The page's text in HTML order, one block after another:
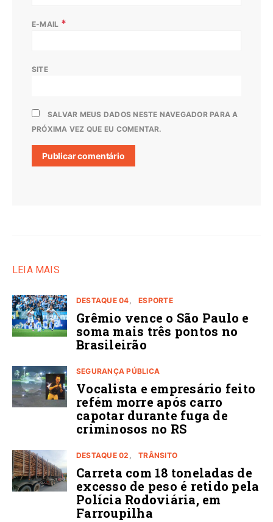
E-MAIL *
SITE
SALVAR MEUS DADOS NESTE NAVEGADOR PARA A
PRÓXIMA VEZ QUE EU COMENTAR.
LEIA MAIS
DESTAQUE 04 ESPORTE
Grêmio vence o São Paulo e
soma mais três pontos no
Brasileirão
SEGURANÇA PÚBLICA
Vocalista e empresário feito
refém morre após carro
capotar durante fuga de
criminosos no RS
DESTAQUE 02 TRÂNSITO
Carreta com 18 toneladas de
excesso de peso é retido pela
Polícia Rodoviária, em
Farroupilha